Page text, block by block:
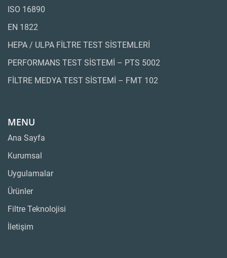
ISO 16890
EN 1822
HEPA / ULPA FİLTRE TEST SİSTEMLERİ
PERFORMANS TEST SİSTEMİ – PTS 5002
FİLTRE MEDYA TEST SİSTEMİ – FMT 102
MENU
Ana Sayfa
Kurumsal
Uygulamalar
Ürünler
Filtre Teknolojisi
İletişim